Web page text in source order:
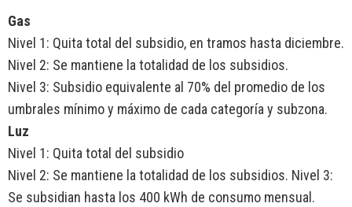
Gas
Nivel 1: Quita total del subsidio, en tramos hasta diciembre.
Nivel 2: Se mantiene la totalidad de los subsidios.
Nivel 3: Subsidio equivalente al 70% del promedio de los
umbrales mínimo y máximo de cada categoría y subzona.
Luz
Nivel 1: Quita total del subsidio
Nivel 2: Se mantiene la totalidad de los subsidios. Nivel 3:
Se subsidian hasta los 400 kWh de consumo mensual.